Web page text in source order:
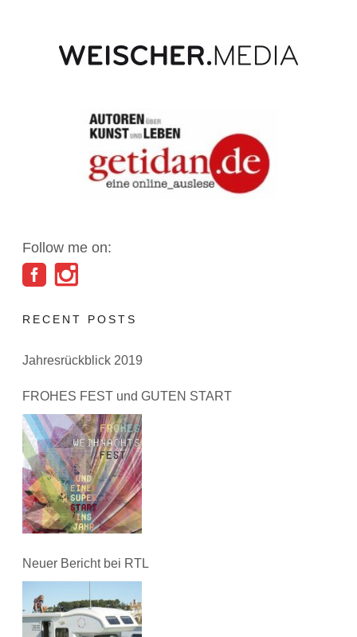
Follow me on:
RECENT POSTS
Jahresrückblick 2019
FROHES FEST und GUTEN START
Neuer Bericht bei RTL